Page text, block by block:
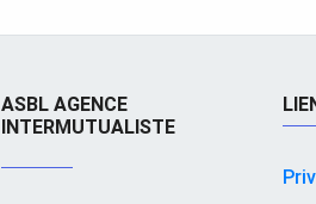
ASBL AGENCE
INTERMUTUALISTE